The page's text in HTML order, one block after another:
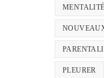
PLEURER